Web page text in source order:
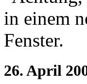
26. April